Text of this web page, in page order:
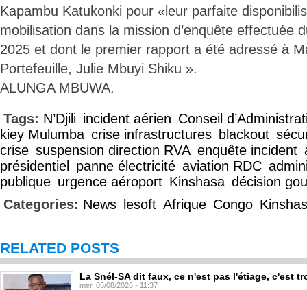
Kapambu Katukonki pour «leur parfaite
mobilisation dans la mission d’enquête effectuée
2025 et dont le premier rapport a été adressé à
Portefeuille, Julie Mbuyi Shiku ».
ALUNGA MBUWA.
Tags: N’Djili incident aérien Conseil
kiey Mulumba crise infrastructures blackout
crise suspension direction RVA enquête incident
présidentiel
panne électricité aviation RDC
publique urgence aéroport Kinshasa décision
Categories: News lesoft Afrique Congo
RELATED POSTS
La Snél-SA dit faux, ce n'est pas l'étiage, c'est
mer, 05/08/2026 - 11:37